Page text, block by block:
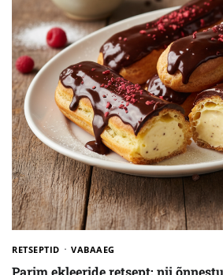
RETSEPTID VABAAEG
Parim ekleeride retsept: nii